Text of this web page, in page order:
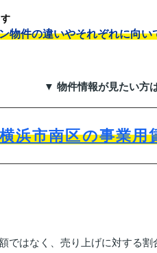
物件の違いやそれぞれに向い
▼ 物件情報が見たい方
浜市南区の事業用
ではなく、売り上げに対する